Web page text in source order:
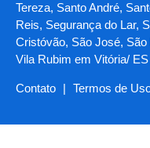
Tereza, Santo André,
Reis, Segurança do Lar,
Cristóvão, São José,
Vila Rubim em Vitória/ ES
Contato | Termos de